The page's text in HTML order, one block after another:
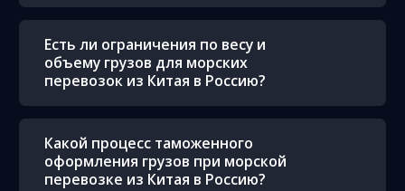
Есть ли ограничения по весу и
объему грузов для морских
перевозок из Китая в Россию?
Какой процесс таможенного
оформления грузов при морской
перевозке из Китая в Россию?